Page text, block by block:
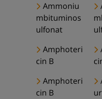
Ammoniu
mbituminos
ulfonat
Amphoteri
cin B
Amphoteri
cin B